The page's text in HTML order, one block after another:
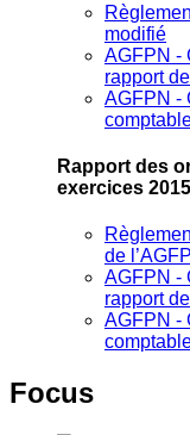
modifié
AGFPN ‐
rapport
AGFPN ‐
Rapport des
exercices
de
AGFPN ‐
rapport
AGFPN ‐
Focus